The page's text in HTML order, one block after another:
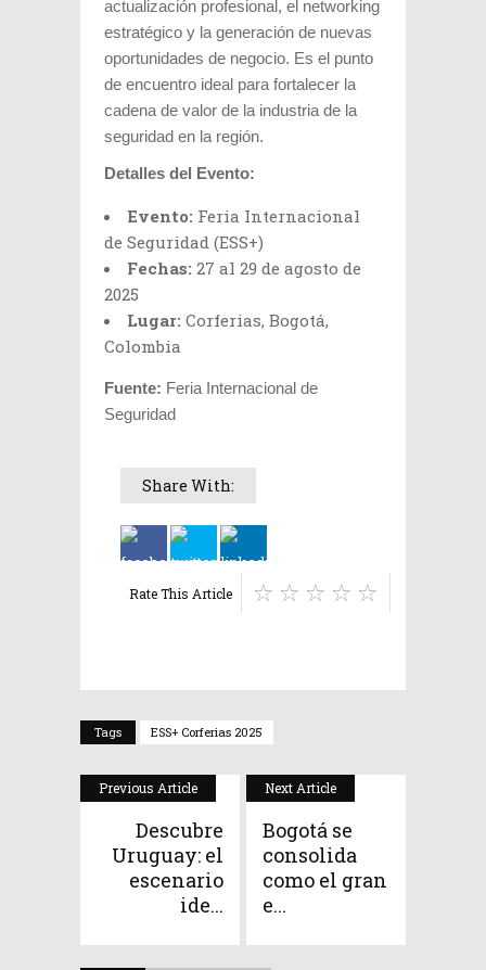
actualización profesional, el networking
estratégico y la generación de nuevas
oportunidades de negocio. Es el punto
de encuentro ideal para fortalecer la
cadena de valor de la industria de la
seguridad en la región.
Detalles del Evento:
Evento: Feria Internacional
de Seguridad (ESS+)
Fechas: 27 al 29 de agosto de
2025
Lugar: Corferias, Bogotá,
Colombia
Fuente: Feria Internacional de
Seguridad
Share With:
Rate This Article
Tags ESS+ Corferias 2025
Previous Article
Descubre
Uruguay: el
escenario
ide...
Next Article
Bogotá se
consolida
como el gran
e...